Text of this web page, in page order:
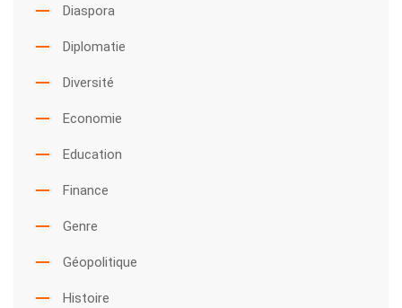
Diaspora
Diplomatie
Diversité
Economie
Education
Finance
Genre
Géopolitique
Histoire